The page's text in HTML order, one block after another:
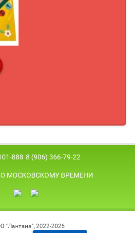
888 8 (906) 366-79-22
ПО МОСКОВСКОМУ ВРЕМЕНИ
"Лантана", 2022-2026